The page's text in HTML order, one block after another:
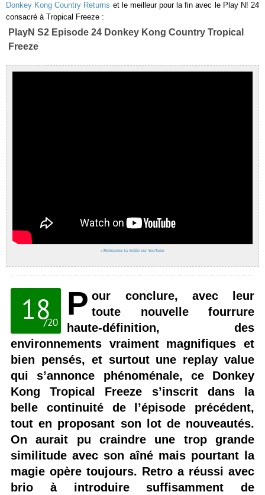
Donkey Kong Country Returns et le meilleur pour la fin avec le Play N! 24
consacré à Tropical Freeze :
PlayN S2 Episode 24 Donkey Kong Country Tropical
Freeze
› Retrouvez la vidéo sur YouTube
18
/20
P our conclure, avec leur
toute nouvelle fourrure
haute-définition, des
environnements vraiment magnifiques et
bien pensés, et surtout une replay value
qui s’annonce phénoménale, ce Donkey
Kong Tropical Freeze s’inscrit dans la
belle continuité de l’épisode précédent,
tout en proposant son lot de nouveautés.
On aurait pu craindre une trop grande
similitude avec son aîné mais pourtant la
magie opère toujours. Retro a réussi avec
brio à introduire suffisamment de